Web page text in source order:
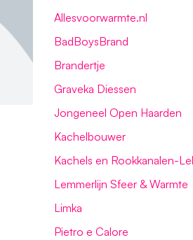
Allesvoorwarmte.nl
BadBoysBrand
Brandertje
Graveka Diessen
Jongeneel Open Haarden
Kachelbouwer
Kachels en Rookkanalen-
Lemmerlijn Sfeer & Warmte
Limka
Pietro e Calore